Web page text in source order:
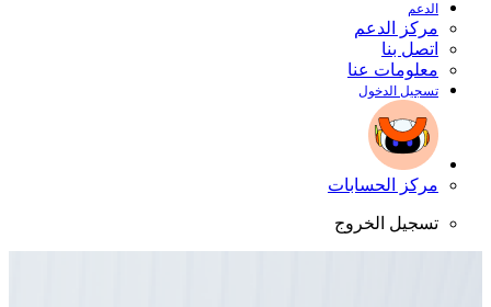
الدعم
مركز الدعم
اتصل بنا
معلومات عنا
تسجيل الدخول
مركز الحسابات
تسجيل الخروج